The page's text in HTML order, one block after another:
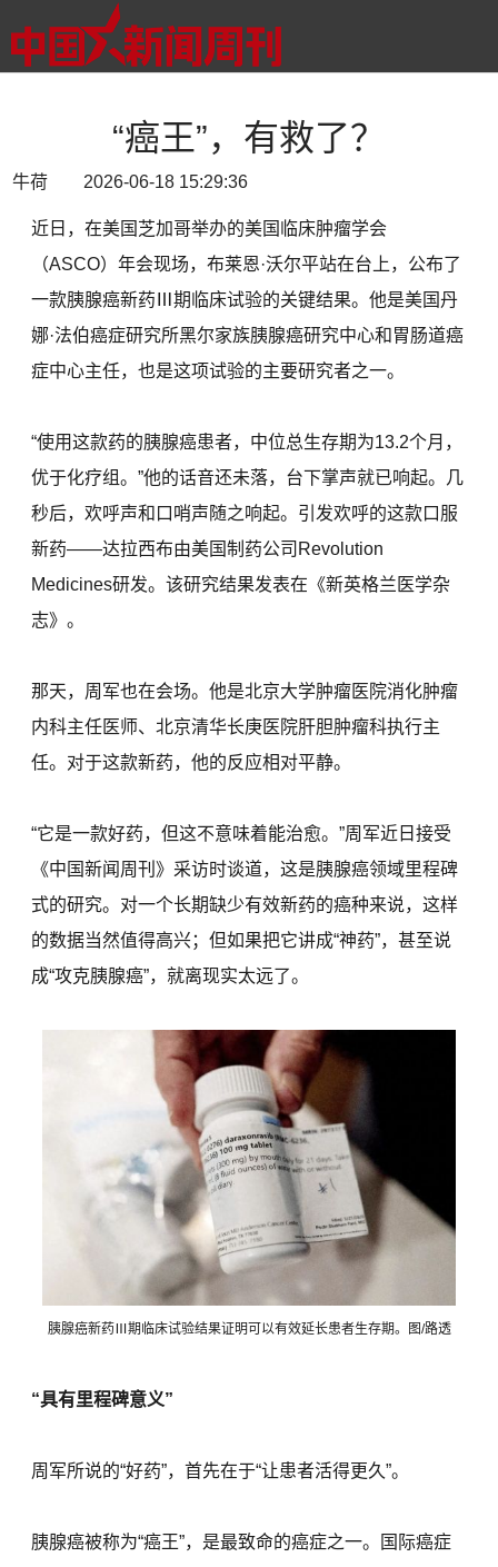
“癌王”，有救了？
牛荷 2026-06-18 15:29:36
近日，在美国芝加哥举办的美国临床肿瘤学会
（ASCO）年会现场，布莱恩·沃尔平站在台上，公布了
一款胰腺癌新药Ⅲ期临床试验的关键结果。他是美国丹
娜·法伯癌症研究所黑尔家族胰腺癌研究中心和胃肠道癌
症中心主任，也是这项试验的主要研究者之一。
“使用这款药的胰腺癌患者，中位总生存期为13.2个月，
优于化疗组。”他的话音还未落，台下掌声就已响起。几
秒后，欢呼声和口哨声随之响起。引发欢呼的这款口服
新药——达拉西布由美国制药公司Revolution
Medicines研发。该研究结果发表在《新英格兰医学杂
志》。
那天，周军也在会场。他是北京大学肿瘤医院消化肿瘤
内科主任医师、北京清华长庚医院肝胆肿瘤科执行主
任。对于这款新药，他的反应相对平静。
“它是一款好药，但这不意味着能治愈。”周军近日接受
《中国新闻周刊》采访时谈道，这是胰腺癌领域里程碑
式的研究。对一个长期缺少有效新药的癌种来说，这样
的数据当然值得高兴；但如果把它讲成“神药”，甚至说
成“攻克胰腺癌”，就离现实太远了。
胰腺癌新药Ⅲ期临床试验结果证明可以有效延长患者生存期。图/路透
“具有里程碑意义”
周军所说的“好药”，首先在于“让患者活得更久”。
胰腺癌被称为“癌王”，是最致命的癌症之一。国际癌症